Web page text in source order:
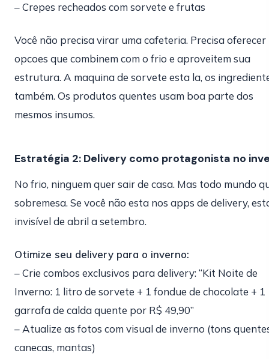
– Crepes recheados com sorvete e frutas
Você não precisa virar uma cafeteria. Precisa oferecer
opcoes que combinem com o frio e aproveitem sua
estrutura. A maquina de sorvete esta la, os
também. Os produtos quentes usam boa parte dos
mesmos insumos.
Estratégia 2: Delivery como protagonista no
No frio, ninguem quer sair de casa. Mas todo mundo
sobremesa. Se você não esta nos apps de delivery,
invisível de abril a setembro.
Otimize seu delivery para o inverno:
– Crie combos exclusivos para delivery: “Kit Noite de
Inverno: 1 litro de sorvete + 1 fondue de chocolate + 1
garrafa de calda quente por R$ 49,90”
– Atualize as fotos com visual de inverno (tons
canecas, mantas)